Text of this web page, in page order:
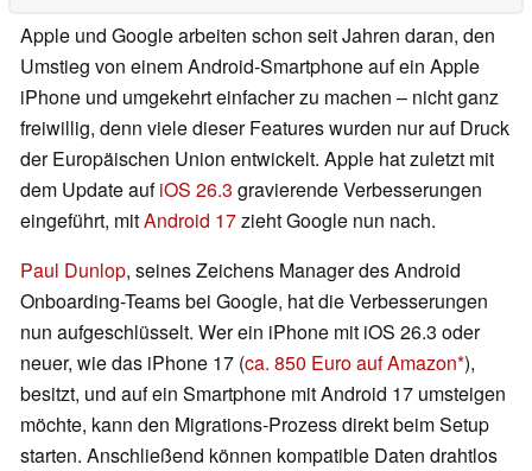
Apple und Google arbeiten schon seit Jahren daran, den
Umstieg von einem Android-Smartphone auf ein Apple
iPhone und umgekehrt einfacher zu machen – nicht ganz
freiwillig, denn viele dieser Features wurden nur auf Druck
der Europäischen Union entwickelt. Apple hat zuletzt mit
dem Update aufiOS 26.3 gravierende Verbesserungen
eingeführt, mitAndroid 17zieht Google nun nach.
Paul Dunlop, seines Zeichens Manager des Android
Onboarding-Teams bei Google, hat die Verbesserungen
nun aufgeschlüsselt. Wer ein iPhone mit iOS 26.3 oder
neuer, wie das iPhone 17 (ca. 850 Euro auf Amazon ),
besitzt, und auf ein Smartphone mit Android 17 umsteigen
möchte, kann den Migrations-Prozess direkt beim Setup
starten. Anschließend können kompatible Daten drahtlos